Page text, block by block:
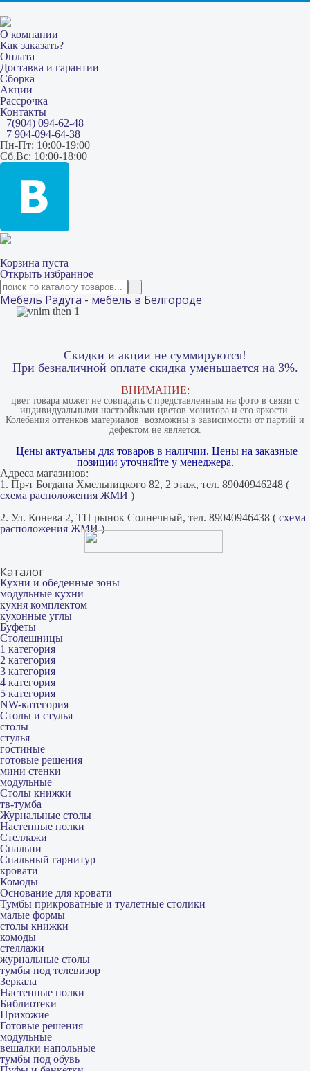
О компании
Как заказать?
Оплата
Доставка и гарантии
Сборка
Акции
Рассрочка
Контакты
+7(904) 094-62-48
+7 904-094-64-38
Пн-Пт: 10:00-19:00
Сб,Вс: 10:00-18:00
Корзина пуста
Открыть избранное
Мебель Радуга - мебель в Белгороде
Скидки и акции не суммируются!
При безналичной оплате скидка уменьшается на 3%.
ВНИМАНИЕ:
цвет товара может не совпадать с представленным на фото в связи с
индивидуальными настройками цветов монитора и его яркости.
Колебания оттенков материалов​ ​ возможны в зависимости от партий и
дефектом не является.
Цены актуальны для товаров в наличии. Цены на заказные
позиции уточняйте у менеджера.
Адреса магазинов:
1. Пр-т Богдана Хмельницкого 82, 2 этаж, тел. 89040946248 (
схема расположения ЖМИ )
2. Ул. Конева 2, ТП рынок Солнечный, тел. 89040946438 ( схема
расположения ЖМИ)
Каталог
Кухни и обеденные зоны
модульные кухни
кухня комплектом
кухонные углы
Буфеты
Столешницы
1 категория
2 категория
3 категория
4 категория
5 категория
NW-категория
Столы и стулья
столы
стулья
гостиные
готовые решения
мини стенки
модульные
Столы книжки
тв-тумба
Журнальные столы
Настенные полки
Стеллажи
Спальни
Спальный гарнитур
кровати
Комоды
Основание для кровати
Тумбы прикроватные и туалетные столики
малые формы
столы книжки
комоды
стеллажи
журнальные столы
тумбы под телевизор
Зеркала
Настенные полки
Библиотеки
Прихожие
Готовые решения
модульные
вешалки напольные
тумбы под обувь